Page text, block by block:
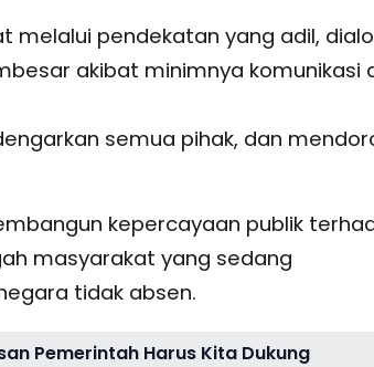
melalui pendekatan yang adil,
akibat minimnya komunikasi
semua pihak, dan
kepercayaan publik
masyarakat yang sedang
tidak absen.
Pemerintah Harus Kita Dukung